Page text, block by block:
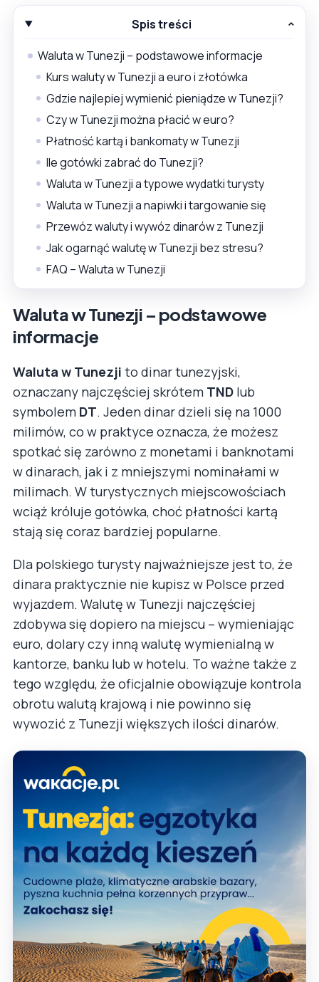
Spis treści
Waluta w Tunezji – podstawowe informacje
Kurs waluty w Tunezji a euro i złotówka
Gdzie najlepiej wymienić pieniądze w Tunezji?
Czy w Tunezji można płacić w euro?
Płatność kartą i bankomaty w Tunezji
Ile gotówki zabrać do Tunezji?
Waluta w Tunezji a typowe wydatki turysty
Waluta w Tunezji a napiwki i targowanie się
Przewóz waluty i wywóz dinarów z Tunezji
Jak ogarnąć walutę w Tunezji bez stresu?
FAQ – Waluta w Tunezji
Waluta w Tunezji – podstawowe
informacje
Waluta w Tunezji to dinar tunezyjski,
oznaczany najczęściej skrótem TND lub
symbolem DT. Jeden dinar dzieli się na 1000
milimów, co w praktyce oznacza, że możesz
spotkać się zarówno z monetami i banknotami
w dinarach, jak i z mniejszymi nominałami w
milimach. W turystycznych miejscowościach
wciąż króluje gotówka, choć płatności kartą
stają się coraz bardziej popularne.
Dla polskiego turysty najważniejsze jest to, że
dinara praktycznie nie kupisz w Polsce przed
wyjazdem. Walutę w Tunezji najczęściej
zdobywa się dopiero na miejscu – wymieniając
euro, dolary czy inną walutę wymienialną w
kantorze, banku lub w hotelu. To ważne także z
tego względu, że oficjalnie obowiązuje kontrola
obrotu walutą krajową i nie powinno się
wywozić z Tunezji większych ilości dinarów.